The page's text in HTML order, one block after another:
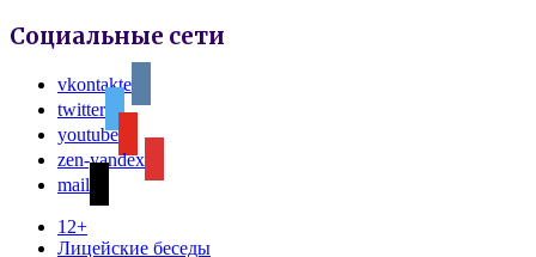
Социальные сети
vkontakte
twitter
youtube
zen-yandex
mail
12+
Лицейские беседы